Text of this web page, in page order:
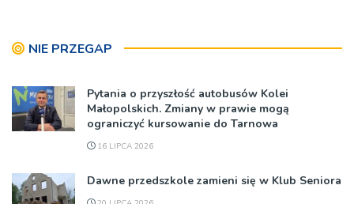
NIE PRZEGAP
Pytania o przyszłość autobusów Kolei
Małopolskich. Zmiany w prawie mogą
ograniczyć kursowanie do Tarnowa
16 LIPCA 2026
Dawne przedszkole zamieni się w Klub Seniora